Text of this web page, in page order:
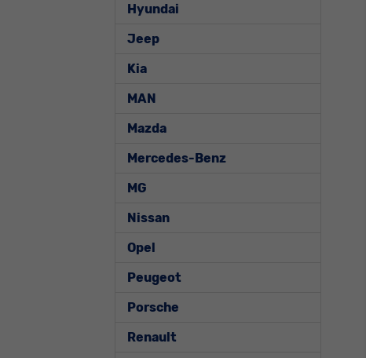
Hyundai
Jeep
Kia
MAN
Mazda
Mercedes-Benz
MG
Nissan
Opel
Peugeot
Porsche
Renault